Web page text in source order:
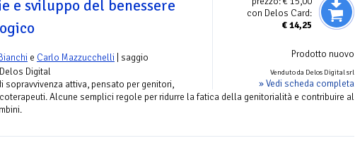
con Delos Card:
€14,25
Prodotto nuovo
Venduto da Delos Digital srl
» Vedi scheda completa
e sviluppo del benessere
e Carlo Mazzucchelli | saggio
Digital
sopravvivenza attiva, pensato per genitori,
Alcune semplici regole per ridurre la fatica della genitorialità e contribuire al